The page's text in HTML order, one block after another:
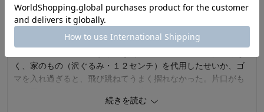
女性・60代～ 4.0
品質を信頼して！
く、家のもの（沢ぐるみ・１２センチ）を代用したせいか、ゴ
マを入れ過ぎると、飛び跳ねてうまく摺れなかった。片口がも
しゃれ。女性の手のひらサイズに合わせて小ぶりにデザインさ
続きを読む